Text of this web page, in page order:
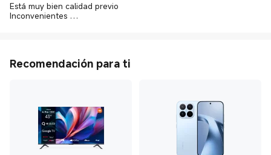
Está muy bien calidad previo
Inconvenientes
Recomendación para ti